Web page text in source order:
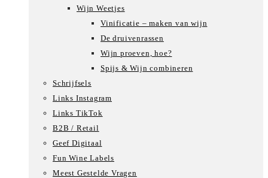
Wijn Weetjes
Vinificatie – maken van wijn
De druivenrassen
Wijn proeven, hoe?
Spijs & Wijn combineren
Schrijfsels
Links Instagram
Links TikTok
B2B / Retail
Geef Digitaal
Fun Wine Labels
Meest Gestelde Vragen